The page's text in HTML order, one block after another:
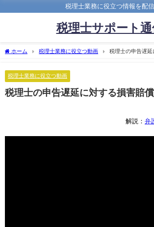
税理士業務に役立つ情報を配信
税理士サポート通
ホーム 税理士業務に役立つ動画 税理士の申告遅
税理士業務に役立つ動画
税理士の申告遅延に対する損害賠
解説： 弁